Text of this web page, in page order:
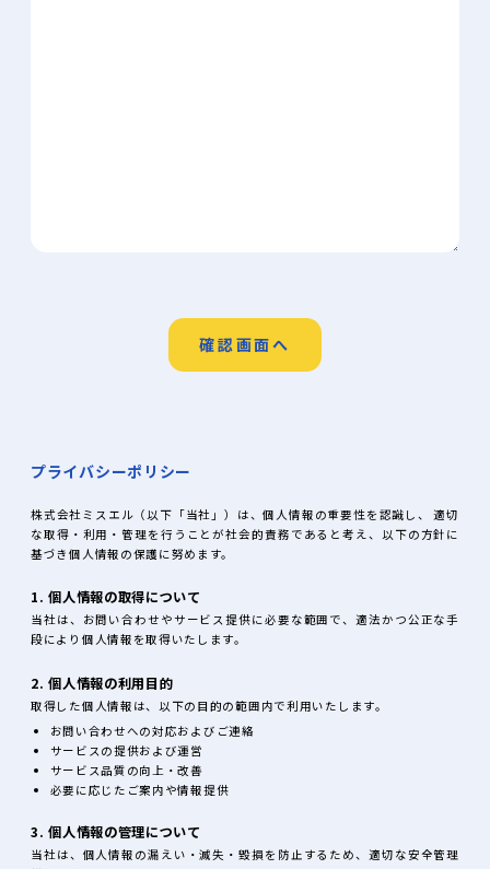
プライバシーポリシー
株式会社ミスエル（以下「当社」）は、個人情報の重要性を認識し、 適切
な取得・利用・管理を行うことが社会的責務であると考え、以下の方針に
基づき個人情報の保護に努めます。
1. 個人情報の取得について
当社は、お問い合わせやサービス提供に必要な範囲で、適法かつ公正な手
段により個人情報を取得いたします。
2. 個人情報の利用目的
取得した個人情報は、以下の目的の範囲内で利用いたします。
お問い合わせへの対応およびご連絡
サービスの提供および運営
サービス品質の向上・改善
必要に応じたご案内や情報提供
3. 個人情報の管理について
当社は、個人情報の漏えい・滅失・毀損を防止するため、適切な安全管理